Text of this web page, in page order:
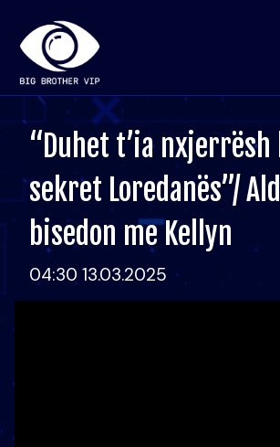
“Duhet t’ia nxjerrësh
sekret Loredanës”/
bisedon me Kellyn
04:30 13.03.2025